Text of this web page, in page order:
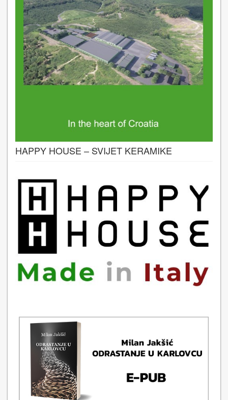
HAPPY HOUSE – SVIJET KERAMIKE